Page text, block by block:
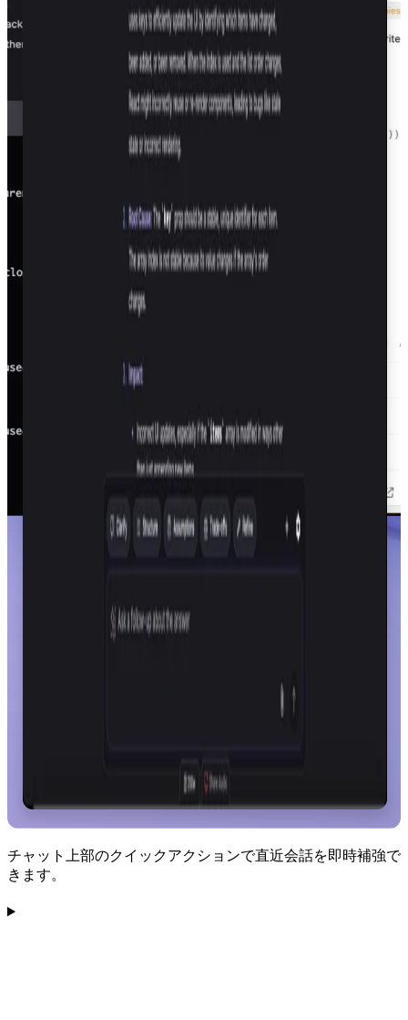
チャット上部のクイックアクションで直近会話を即時補強で
きます。